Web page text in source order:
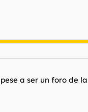
a ser un foro de